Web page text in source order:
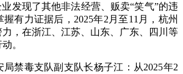
发现了其他非法经营、贩卖“笑气”的违
有力证据后，2025年2月至11月，杭州
，在浙江、江苏、山东、广东、四川等
。
毒支队副支队长杨子江：从2025年2